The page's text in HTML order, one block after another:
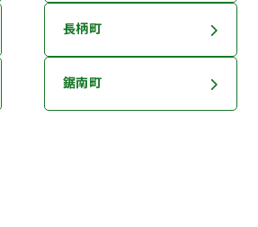
長柄町
鋸南町